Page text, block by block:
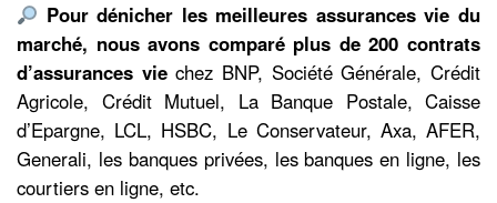
Pour dénicher les meilleures assurances vie du
marché, nous avons comparé plus de 200 contrats
d’assurances viechez BNP, Société Générale, Crédit
Agricole, Crédit Mutuel, La Banque Postale, Caisse
d’Epargne, LCL, HSBC, Le Conservateur, Axa, AFER,
Generali, les banques privées, les banques en ligne, les
courtiers en ligne, etc.